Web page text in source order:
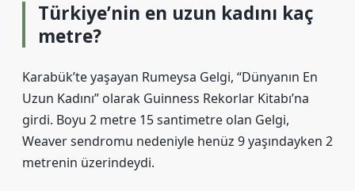
Türkiye’nin en uzun kadını kaç
metre?
Karabük’te yaşayan Rumeysa Gelgi, “Dünyanın En
Uzun Kadını” olarak Guinness Rekorlar Kitabı’na
girdi. Boyu 2 metre 15 santimetre olan Gelgi,
Weaver sendromu nedeniyle henüz 9 yaşındayken 2
metrenin üzerindeydi.